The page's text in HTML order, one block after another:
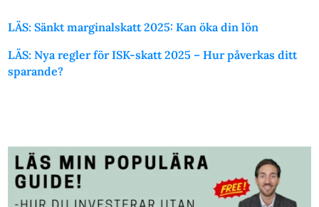
LÄS: Sänkt marginalskatt 2025: Kan öka din lön
LÄS: Nya regler för ISK-skatt 2025 – Hur påverkas ditt
sparande?